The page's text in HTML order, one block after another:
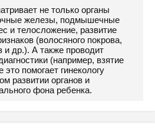
не только органы
железы, подмышечные
и телосложение, развитие
(волосяного покрова,
и др.). А также проводит
(например, взятие
помогает гинекологу
развитии органов и
фона ребенка.